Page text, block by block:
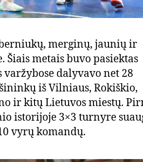
merginų, jaunių ir
Šiais metais buvo pasiektas
dalyvavo net 28
iš Vilniaus, Rokiškio,
ir kitų Lietuvos miestų.
istorijoje 3×3 turnyre
vyrų komandų.